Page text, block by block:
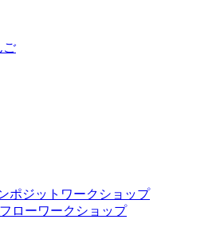
ご
ポジットワークショップ
ローワークショップ